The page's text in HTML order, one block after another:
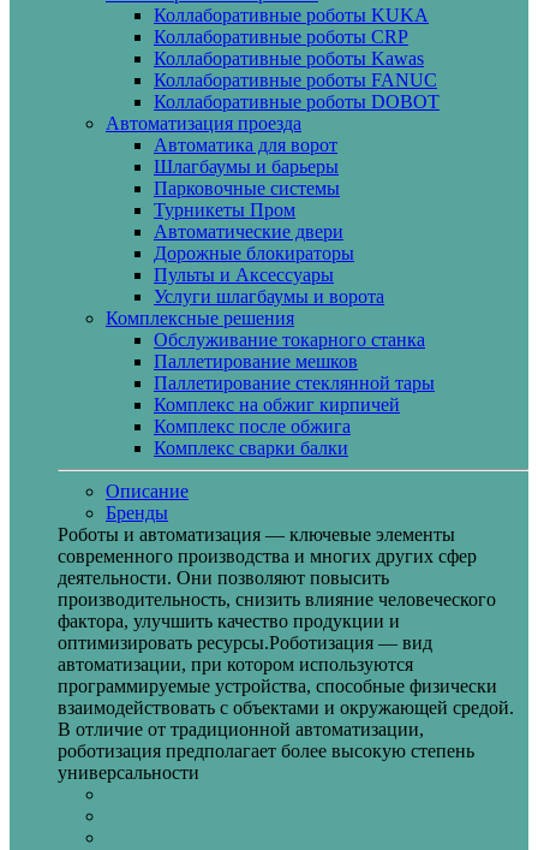
Коллаборативные роботы KUKA
Коллаборативные роботы CRP
Коллаборативные роботы Kawas
Коллаборативные роботы FANUC
Коллаборативные роботы DOBOT
Автоматизация проезда
Автоматика для ворот
Шлагбаумы и барьеры
Парковочные системы
Турникеты Пром
Автоматические двери
Дорожные блокираторы
Пульты и Аксессуары
Услуги шлагбаумы и ворота
Комплексные решения
Обслуживание токарного станка
Паллетирование мешков
Паллетирование стеклянной тары
Комплекс на обжиг кирпичей
Комплекс после обжига
Комплекс сварки балки
Описание
Бренды
Роботы и автоматизация — ключевые элементы
современного производства и многих других сфер
деятельности. Они позволяют повысить
производительность, снизить влияние человеческого
фактора, улучшить качество продукции и
оптимизировать ресурсы.Роботизация — вид
автоматизации, при котором используются
программируемые устройства, способные физически
взаимодействовать с объектами и окружающей средой.
В отличие от традиционной автоматизации,
роботизация предполагает более высокую степень
универсальности